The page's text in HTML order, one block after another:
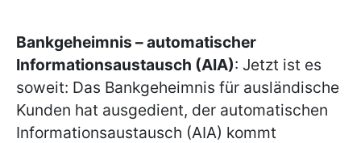
Bankgeheimnis – automatischer
Informationsaustausch (AIA): Jetzt ist es
soweit: Das Bankgeheimnis für ausländische
Kunden hat ausgedient, der automatischen
Informationsaustausch (AIA) kommt